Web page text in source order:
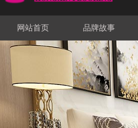
网站首页 品牌故事